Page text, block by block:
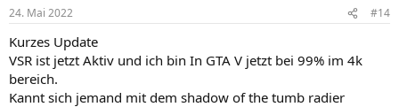
24. Mai 2022 #14
Kurzes Update
VSR ist jetzt Aktiv und ich bin In GTA V jetzt bei 99% im 4k
bereich.
Kannt sich jemand mit dem shadow of the tumb radier